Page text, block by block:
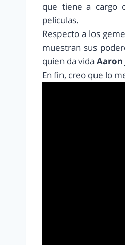
que tiene a cargo
películas.
Respecto a los
muestran sus
quien da vida Aaron
En fin, creo que lo